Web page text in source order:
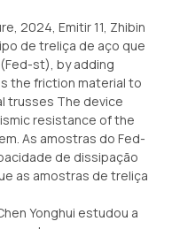
2024, Emitir 11, Zhibin
de treliça de aço que
(Fed-st),by adding
the friction material to
trusses The device
resistance of the
. As amostras do Fed-
de dissipação
as amostras de treliça
Yonghui estudou a